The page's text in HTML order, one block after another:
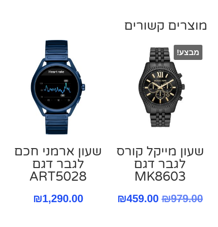
מוצרים קשורים
מבצע!
שעון מייקל קורס
‏לגבר דגם
MK8603
₪979.00
המחיר₪459.00
שעון ארמני חכם
לגבר דגם
ART5028
₪1,290.00